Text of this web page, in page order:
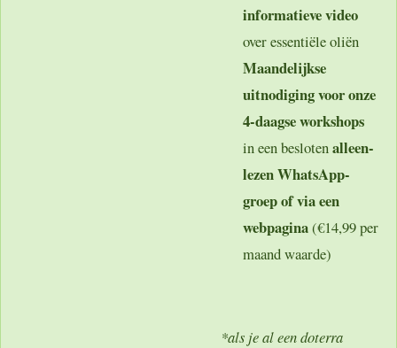
informatieve video
over essentiële oliën
Maandelijkse
uitnodiging voor onze
4-daagse workshops
in een beslotenalleen-
lezen WhatsApp-
groep of via een
webpagina(€14,99 per
maand waarde)
*als je al een doterra